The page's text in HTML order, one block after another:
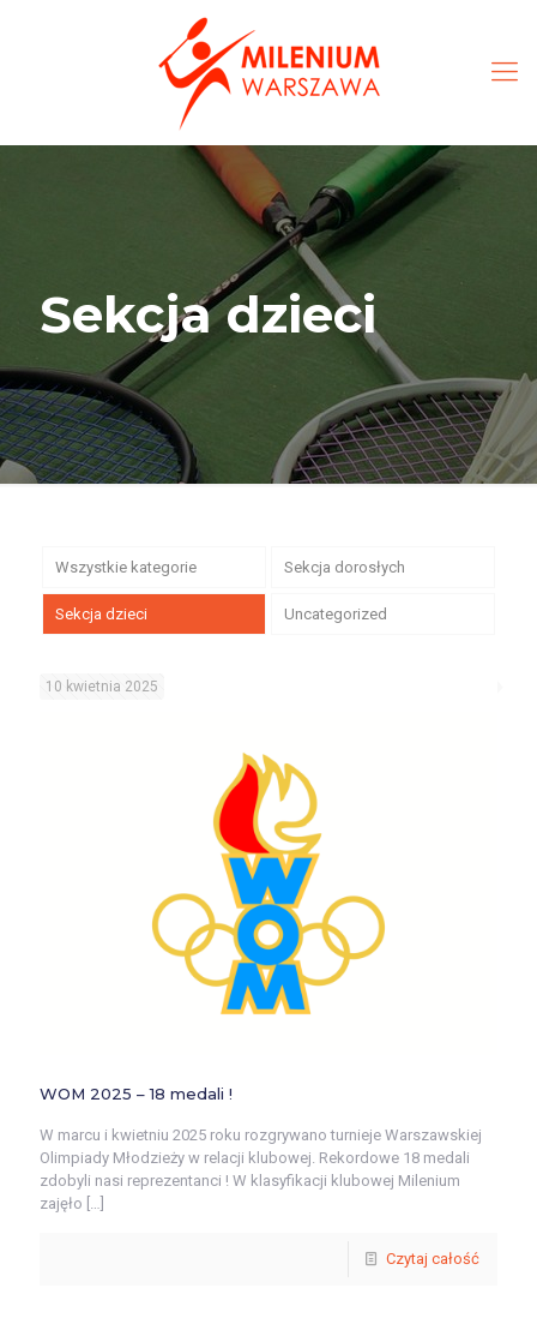
Sekcja dzieci
Wszystkie kategorie Sekcja dorosłych
Sekcja dzieci Uncategorized
10 kwietnia 2025
WOM 2025 – 18 medali !
W marcu i kwietniu 2025 roku rozgrywano turnieje Warszawskiej
Olimpiady Młodzieży w relacji klubowej. Rekordowe 18 medali
zdobyli nasi reprezentanci ! W klasyfikacji klubowej Milenium
zajęło […]
Czytaj całość